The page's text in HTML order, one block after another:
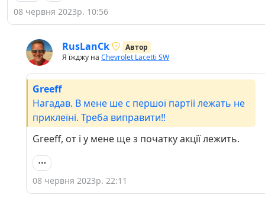
08 червня 2023р. 10:56
RusLanCk
Автор
Я їжджу на Chevrolet Lacetti SW
Greeff
Нагадав. В мене ше с першої партіі лежать не
приклеїні. Треба виправити!!
Greeff, от і у мене ще з початку акції лежить.
08 червня 2023р. 22:11